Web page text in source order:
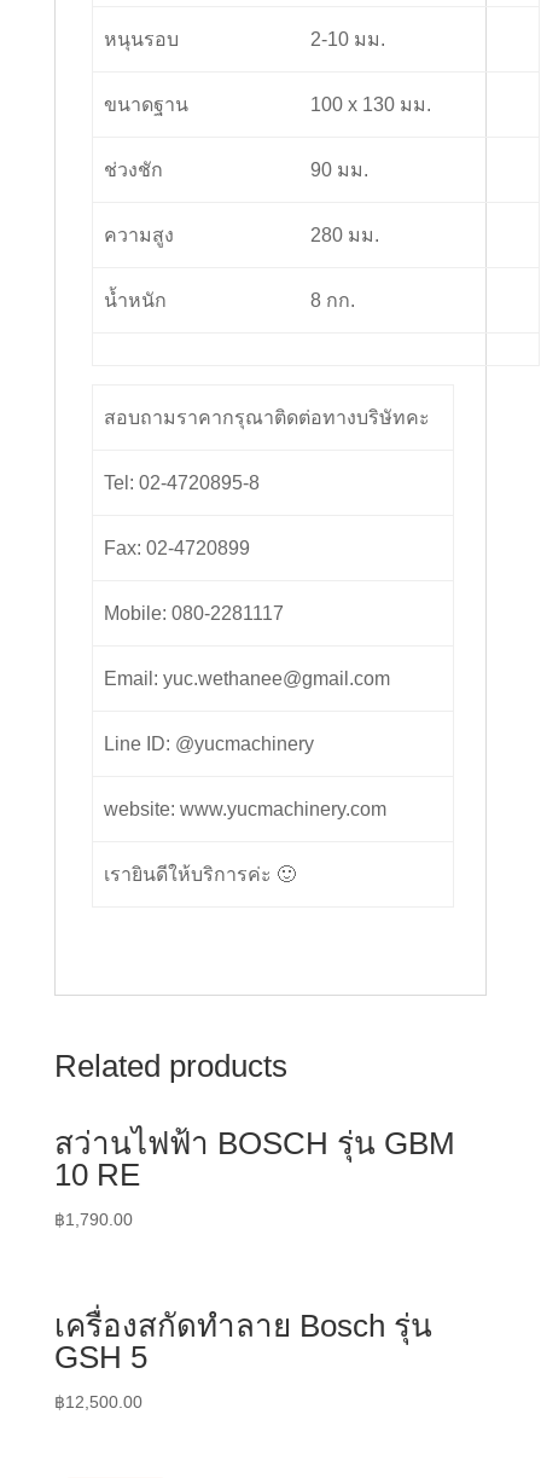
หนุนรอบ 2-10 มม.
ขนาดฐาน 100 x 130 มม.
ช่วงชัก 90 มม.
ความสูง 280 มม.
น้ำหนัก 8 กก.
สอบถามราคากรุณาติดต่อทางบริษัทคะ
Tel: 02-4720895-8
Fax: 02-4720899
Mobile: 080-2281117
Email: yuc.wethanee@gmail.com
Line ID: @yucmachinery
website: www.yucmachinery.com
เรายินดีให้บริการค่ะ 🙂
Related products
สว่านไฟฟ้า BOSCH รุ่น GBM
10 RE
฿1,790.00
เครื่องสกัดทำลาย Bosch รุ่น
GSH 5
฿12,500.00